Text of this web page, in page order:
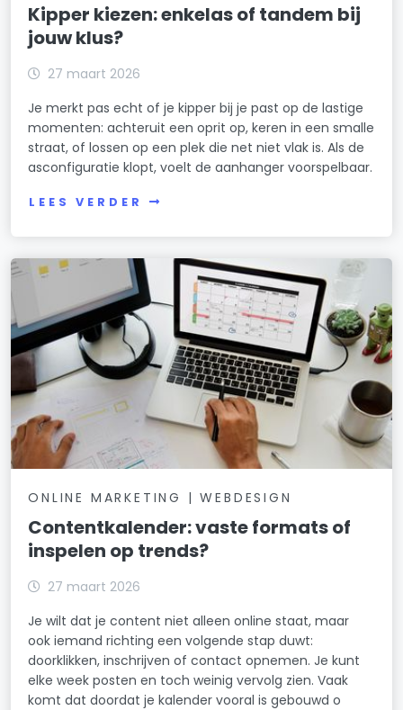
Kipper kiezen: enkelas of tandem bij
jouw klus?
27 maart 2026
Je merkt pas echt of je kipper bij je past op de lastige
momenten: achteruit een oprit op, keren in een smalle
straat, of lossen op een plek die net niet vlak is. Als de
asconfiguratie klopt, voelt de aanhanger voorspelbaar.
LEES VERDER
ONLINE MARKETING | WEBDESIGN
Contentkalender: vaste formats of
inspelen op trends?
27 maart 2026
Je wilt dat je content niet alleen online staat, maar
ook iemand richting een volgende stap duwt:
doorklikken, inschrijven of contact opnemen. Je kunt
elke week posten en toch weinig vervolg zien. Vaak
komt dat doordat je kalender vooral is gebouwd o